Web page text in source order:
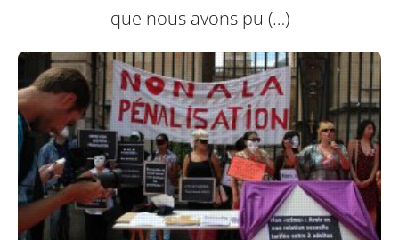
que nous avons pu (…)